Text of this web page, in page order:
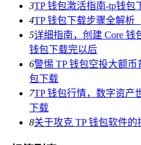
3TP 钱包激活指南-tp钱包
4TP 钱包下载步骤全解析
5详细指南，创建 Core 钱
钱包下载完以后
6警惕 TP 钱包空投大额
包下载
7TP 钱包行情，数字资产
下载
8关于攻克 TP 钱包软件